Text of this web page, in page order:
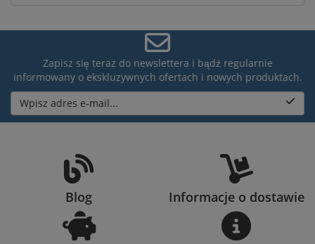
Zapisz się teraz do newslettera i bądź regularnie
informowany o ekskluzywnych ofertach i nowych produktach.
Wpisz adres e-mail...
Blog Informacje o dostawie